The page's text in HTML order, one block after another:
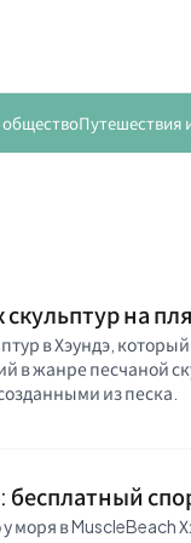
обществоПутешествия
на
в Хэундэ,
в жанре песчаной
из песка.
бесплатный
моря в MuscleBeach